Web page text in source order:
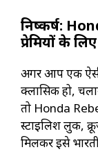
निष्कर्ष:
प्रेमियों के
अगर आप एक
क्लासिक हो,
तो Honda
स्टाइलिश लुक,
मिलकर इसे